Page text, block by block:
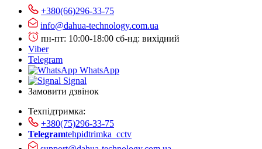
+380(66)296-33-75
info@dahua-technology.com.ua
пн-пт: 10:00-18:00 сб-нд: вихідний
Viber
Telegram
WhatsApp
Signal
Замовити дзвінок
Техпідтримка:
+380(75)296-33-75
Telegramtehpidtrimka_cctv